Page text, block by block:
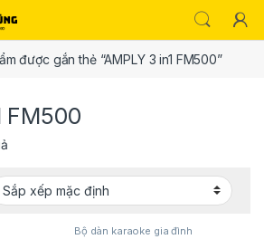
được gắn thẻ “AMPLY 3 in1 FM500”
FM500
Bộ dàn karaoke gia đình